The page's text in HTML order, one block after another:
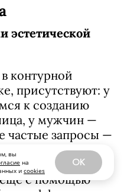
вы
на
и cookies
OK
эстетической
контурной
присутствуют: у
к созданию
у мужчин —
частые запросы —
брутальным, в
углов
с помощью